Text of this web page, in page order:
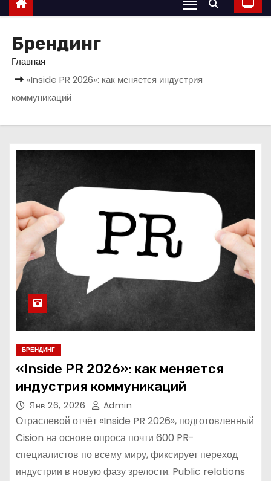
Брендинг
Главная
«Inside PR 2026»: как меняется индустрия
коммуникаций
БРЕНДИНГ
«Inside PR 2026»: как меняется
индустрия коммуникаций
Янв 26, 2026 Admin
Отраслевой отчёт «Inside PR 2026», подготовленный
Cision на основе опроса почти 600 PR-
специалистов по всему миру, фиксирует переход
индустрии в новую фазу зрелости. Public relations